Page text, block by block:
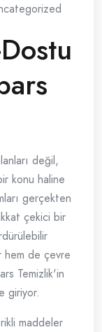
değil,
konu haline
gerçekten
çekici bir
hem de çevre
Temizlik'in
giriyor.
maddeler